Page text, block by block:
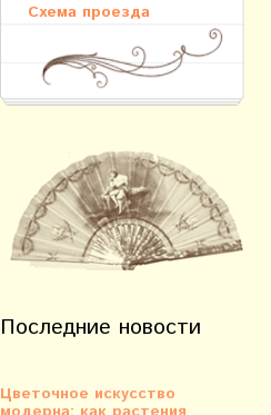
Схема проезда
Последние новости
Цветочное искусство